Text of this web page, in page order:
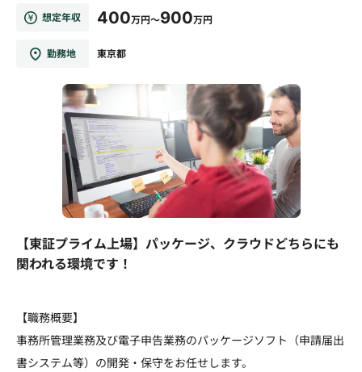
想定年収 400万円～900万円
勤務地 東京都
【東証プライム上場】パッケージ、クラウドどちらにも
関われる環境です！
【職務概要】
事務所管理業務及び電子申告業務のパッケージソフト（申請届出
書システム等）の開発・保守をお任せします。